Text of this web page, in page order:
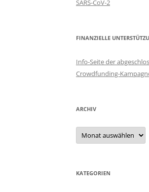
SARS-CoV-2
FINANZIELLE
Info-Seite der
Crowdfunding-
ARCHIV
Archiv
KATEGORIEN